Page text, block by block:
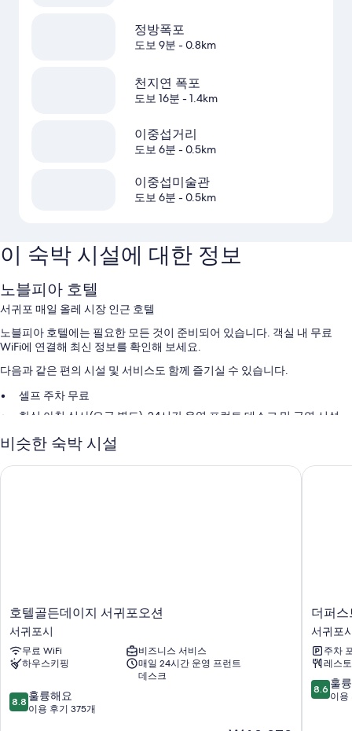
정방폭포
도보 9분 - 0.8km
천지연 폭포
도보 16분 - 1.4km
이중섭거리
도보 6분 - 0.5km
이중섭미술관
도보 6분 - 0.5km
이 숙박 시설에 대한 정보
노블피아 호텔
서귀포 매일 올레 시장 인근 호텔
노블피아 호텔에는 필요한 모든 것이 준비되어 있습니다. 객실 내 무료
WiFi에 연결해 최신 정보를 확인해 보세요.
다음과 같은 편의 시설 및 서비스도 함께 즐기실 수 있습니다.
셀프 주차 무료
한식 아침 식사(요금 별도), 24시간 운영 프런트 데스크 및 금연 시설
엘리베이터
객실 특징
비슷한 숙박 시설
호
텔
골
든
데
지
서
호텔골든데이지 서귀포오션
서귀포시
무료 WiFi
비즈니스 서비스
하우스키핑
매일 24시간 운영 프런트
데스크
10
점
8.8 훌륭해요
이용 후기 375개
호텔골든데이지 서귀포오션
더
퍼
스
트
70
호
텔
더퍼
서귀포
주차
레스
10
점
8.6 훌
이용
더퍼스